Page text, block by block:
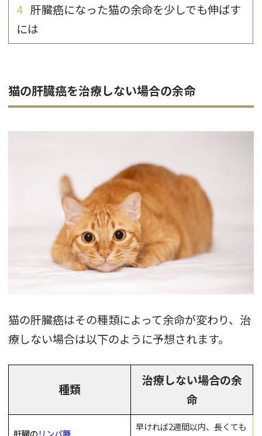
4 肝臓癌になった猫の余命を少しでも伸ばす
には
猫の肝臓癌を治療しない場合の余命
猫の肝臓癌はその種類によって余命が変わり、治
療しない場合は以下のように予想されます。
種類
治療しない場合の余
命
肝臓のリンパ腫
早ければ2週間以内、長くても